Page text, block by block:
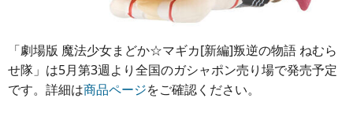
「劇場版 魔法少女まどか☆マギカ[新編]叛逆の物語 ねむら
せ隊」は5月第3週より全国のガシャポン売り場で発売予定
です。詳細は商品ページをご確認ください。